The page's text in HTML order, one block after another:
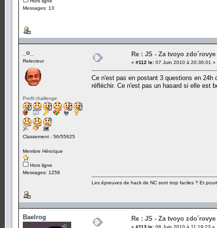
Messages: 13
_o_
Relecteur
Profil challenge
Classement : 56/55625
Membre Héroïque
Hors ligne
Messages: 1258
Re : JS - Za tvoyo zdo´rovye
« #112 le: 07 Juin 2010 à 20:36:01 »
Ce n'est pas en postant 3 questions en 24h
réfléchir. Ce n'est pas un hasard si elle est
Les épreuves de hack de NC sont trop faciles ? Et
Baelrog Re : JS - Za tvoyo zdo´rovye
« #113 le: 08 Juin 2010 à 11:19:23 »